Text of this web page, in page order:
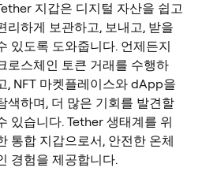
지갑은 디지털 자산을 쉽고
리하게 보관하고, 보내고, 받을
있도록 도와줍니다. 언제든지
로스체인 토큰 거래를 수행하
, NFT 마켓플레이스와 dApp을
색하며, 더 많은 기회를 발견할
있습니다. Tether 생태계를 위
통합 지갑으로서, 안전한 온체
경험을 제공합니다.